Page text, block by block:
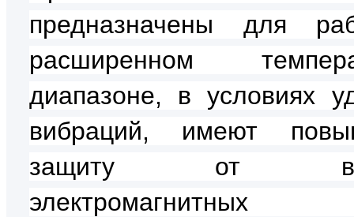
предназначены для
расширенном
диапазоне, в условиях
вибраций, имеют
защиту от
электромагнитных